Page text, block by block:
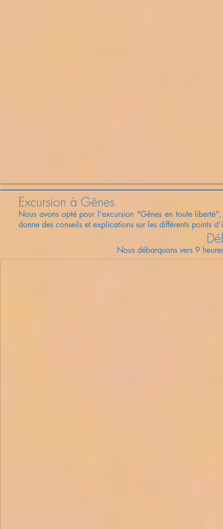
Excursion à Gênes
Nous avons opté pour l'excursion "Gênes en toute
donne des conseils et explications sur les différents points
Nous débarquons vers 9